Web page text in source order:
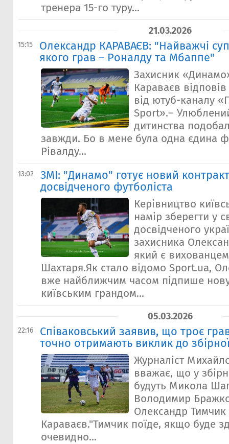
тренера 15-го туру...
21.03.2026
15:15
Олександр КАРАВАЄВ: "Найважчі
якого грав – Роналду та Мбаппе"
Захисник
Караваєв
від ютуб-каналу
Sport».–
дитинства
завжди. Бо в мене була одна єдина
Рівалду...
13:02
ЗМІ: "Динамо" готує новий
досвідченого футболіста
Керівництво
намір зберегти у
досвідченого
захисника
який є
Шахтаря.Як стало відомо Sport.ua,
вже найближчим часом підпише
київським грандом...
05.03.2026
22:16
Співаковський заявив, що троє
точно отримають виклик до
Журналіст
вважає, що у
будуть Микола
Володимир
Олександр
Караваєв."Тимчик поїде, якщо буде
очевидно...